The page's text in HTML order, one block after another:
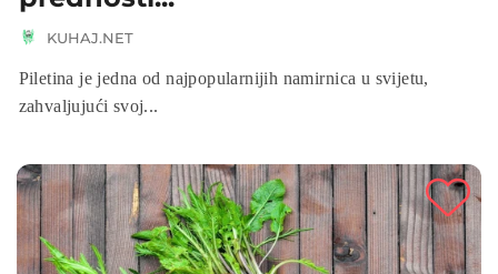
KUHAJ.NET
Piletina je jedna od najpopularnijih namirnica u svijetu,
zahvaljujući svoj...